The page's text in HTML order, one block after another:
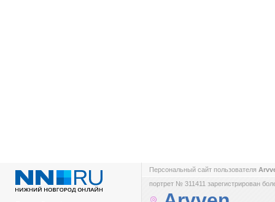
Персональный сайт пользователя
портрет № 311411 зарегистрирован